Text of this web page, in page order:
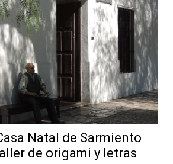
Natal de Sarmiento
de origami y letras